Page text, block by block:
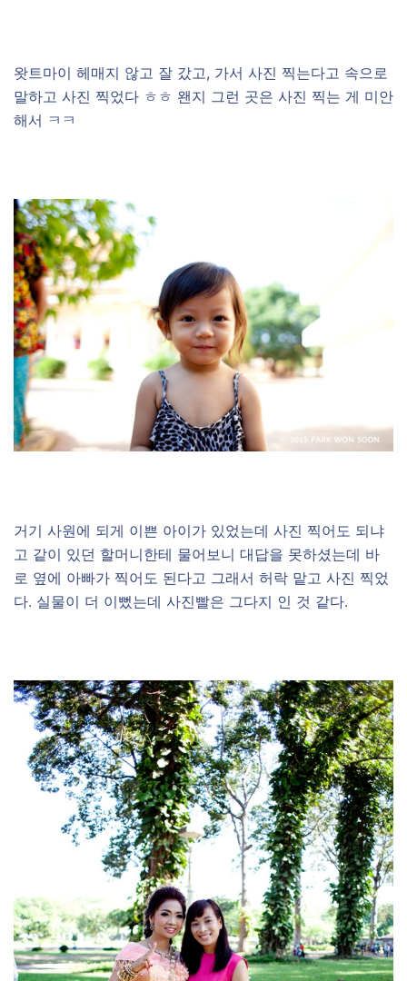
왓트마이 헤매지 않고 잘 갔고, 가서 사진 찍는다고 속으로
말하고 사진 찍었다 ㅎㅎ 왠지 그런 곳은 사진 찍는 게 미안
해서 ㅋㅋ
거기 사원에 되게 이쁜 아이가 있었는데 사진 찍어도 되냐
고 같이 있던 할머니한테 물어보니 대답을 못하셨는데 바
로 옆에 아빠가 찍어도 된다고 그래서 허락 맡고 사진 찍었
다. 실물이 더 이뻤는데 사진빨은 그다지 인 것 같다.